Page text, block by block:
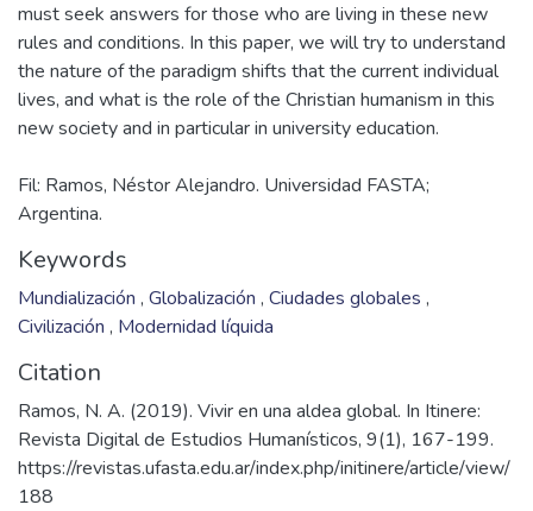
must seek answers for those who are living in these new
rules and conditions. In this paper, we will try to understand
the nature of the paradigm shifts that the current individual
lives, and what is the role of the Christian humanism in this
Fil: Ramos, Néstor Alejandro. Universidad FASTA;
Argentina.
Keywords
Mundialización , Globalización , Ciudades globales ,
Civilización , Modernidad líquida
Citation
Ramos, N. A. (2019). Vivir en una aldea global. In Itinere:
Revista Digital de Estudios Humanísticos, 9(1), 167-199.
https://revistas.ufasta.edu.ar/index.php/initinere/article/view/
188